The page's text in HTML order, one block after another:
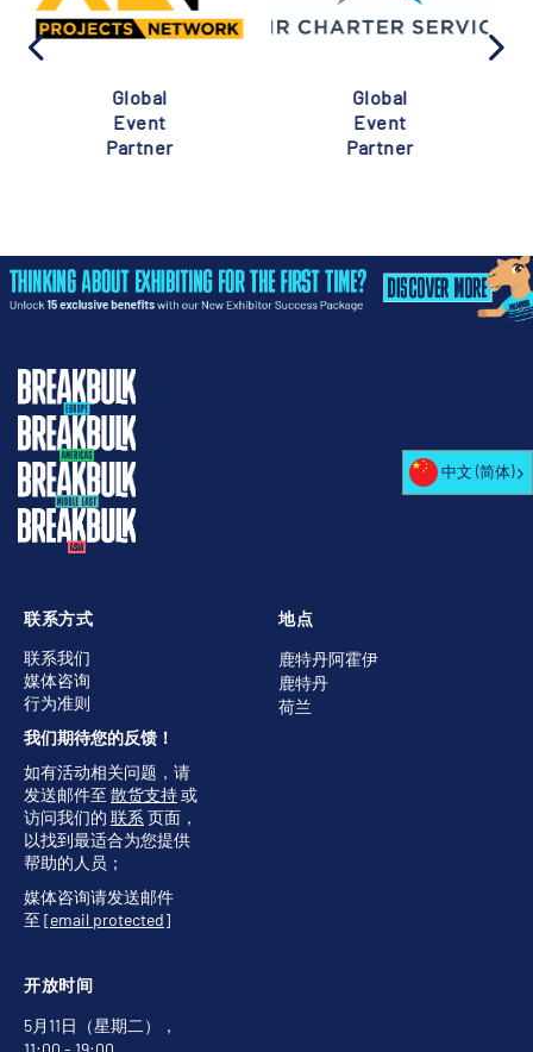
Global
Event
Partner
Global
Event
Partner
地点
鹿特丹阿霍伊
鹿特丹
荷兰
开放时间
5月11日（星期二），
联系方式
联系我们
媒体咨询
行为准则
我们期待您的反馈！
如有活动相关问题，请
发送邮件至 散货支持或
访问我们的 联系页面，
以找到最适合为您提供
帮助的人员；
媒体咨询请发送邮件
至 [email protected]
中文 (简体)